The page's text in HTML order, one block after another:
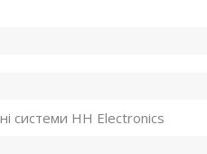
системи HH Electronics